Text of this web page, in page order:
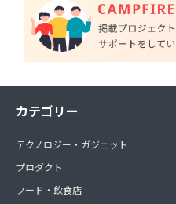
カテゴリー
テクノロジー・ガジェット
プロダクト
フード・飲食店